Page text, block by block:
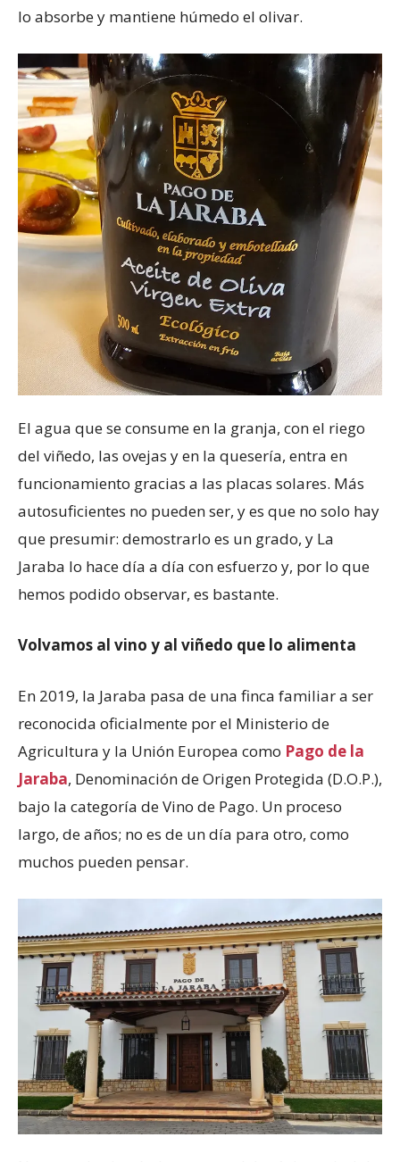
lo absorbe y mantiene húmedo el olivar.
El agua que se consume en la granja, con el riego
del viñedo, las ovejas y en la quesería, entra en
funcionamiento gracias a las placas solares. Más
autosuficientes no pueden ser, y es que no solo hay
que presumir: demostrarlo es un grado, y La
Jaraba lo hace día a día con esfuerzo y, por lo que
hemos podido observar, es bastante.
Volvamos al vino y al viñedo que lo alimenta
En 2019, la Jaraba pasa de una finca familiar a ser
reconocida oficialmente por el Ministerio de
Agricultura y la Unión Europea como Pago de la
Jaraba, Denominación de Origen Protegida (D.O.P.),
bajo la categoría de Vino de Pago. Un proceso
largo, de años; no es de un día para otro, como
muchos pueden pensar.